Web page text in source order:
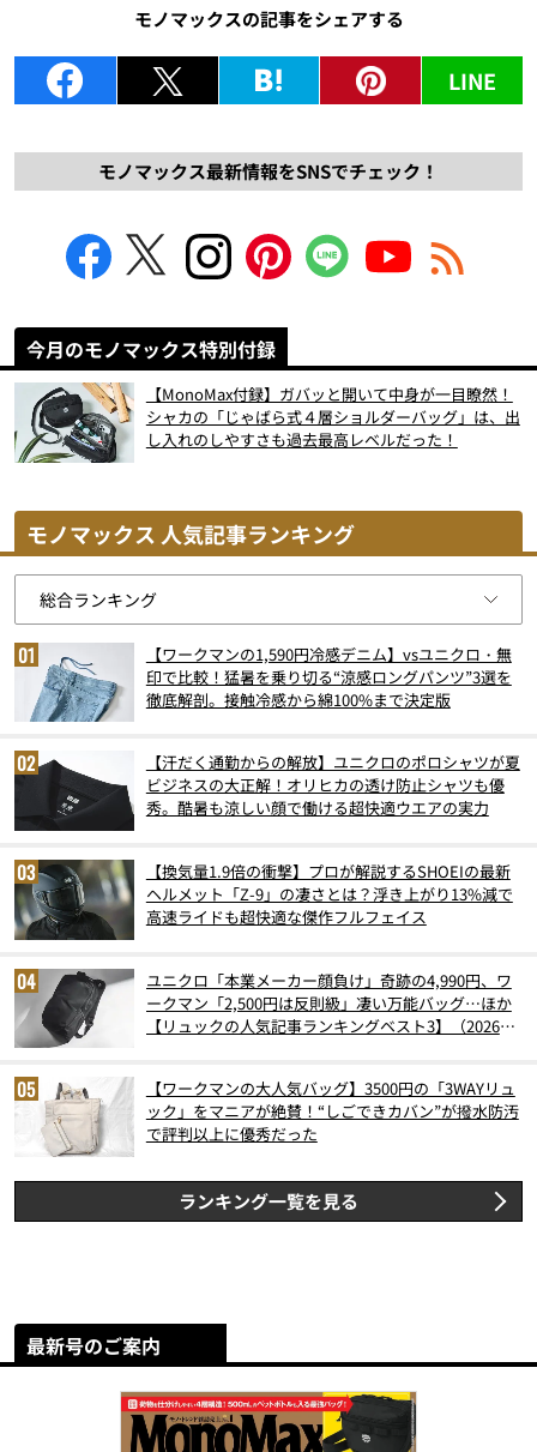
モノマックスの記事をシェアする
LINE
モノマックス最新情報をSNSでチェック！
今月のモノマックス特別付録
【MonoMax付録】ガバッと開いて中身が一目瞭然！
シャカの「じゃばら式４層ショルダーバッグ」は、出
し入れのしやすさも過去最高レベルだった！
モノマックス 人気記事ランキング
【ワークマンの1,590円冷感デニム】vsユニクロ・無
印で比較！猛暑を乗り切る“涼感ロングパンツ”3選を
徹底解剖。接触冷感から綿100%まで決定版
【汗だく通勤からの解放】ユニクロのポロシャツが夏
ビジネスの大正解！オリヒカの透け防止シャツも優
秀。酷暑も涼しい顔で働ける超快適ウエアの実力
【換気量1.9倍の衝撃】プロが解説するSHOEIの最新
ヘルメット「Z-9」の凄さとは？浮き上がり13%減で
高速ライドも超快適な傑作フルフェイス
ユニクロ「本業メーカー顔負け」奇跡の4,990円、ワ
ークマン「2,500円は反則級」凄い万能バッグ…ほか
【リュックの人気記事ランキングベスト3】（2026年
【ワークマンの大人気バッグ】3500円の「3WAYリュ
ック」をマニアが絶賛！“しごできカバン”が撥水防汚
で評判以上に優秀だった
ランキング一覧を見る
最新号のご案内